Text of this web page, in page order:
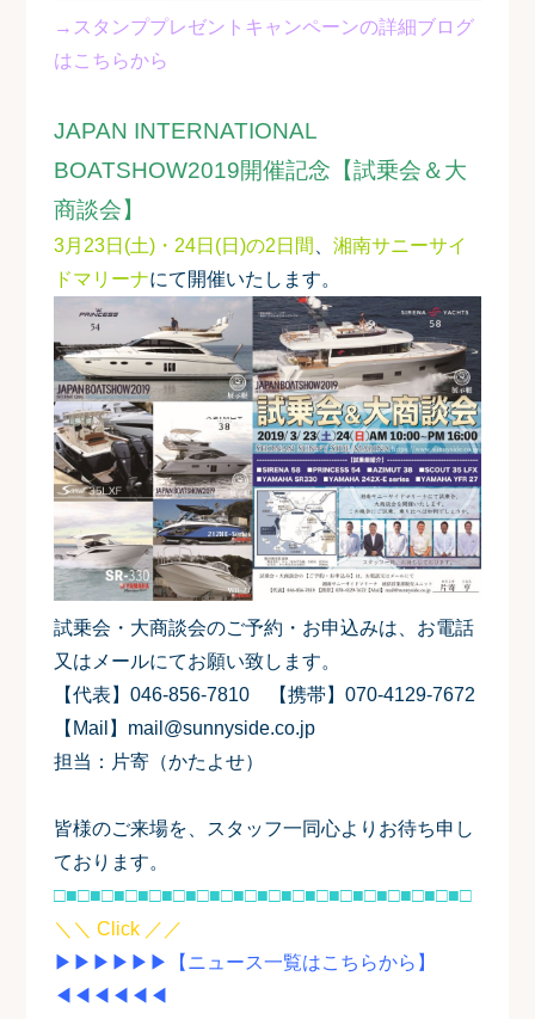
→スタンププレゼントキャンペーンの詳細ブログ
はこちらから
JAPAN INTERNATIONAL
BOATSHOW2019開催記念【試乗会＆大
商談会】
3月23日(土)・24日(日)の2日間
湘南サニーサイ
ドマリーナにて開催いたします。
試乗会・大商談会のご予約・お申込みは、お電話
又はメールにてお願い致します。
【代表】046-856-7810 【携帯】070-4129-7672
【Mail】mail@sunnyside.co.jp
担当：片寄（かたよせ）
皆様のご来場を、スタッフ一同心よりお待ち申し
ております。
□■□■□■□■□■□■□■□■□■□■□■□■□■□■□■□■□■□
＼＼ Click ／／
▶▶▶▶▶▶【ニュース一覧はこちらから】
◀◀◀◀◀◀